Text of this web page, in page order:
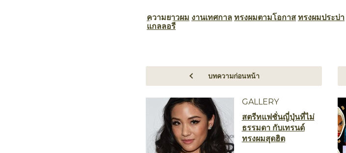
ความยาวผม งานเทศกาล ทรงผมตามโอกาส ทรงผมประบ่า
แกลลอรี
GALLERY
สตรีทแฟชั่นญี่ปุ่นที่ไม่
ธรรมดา กับเทรนด์
ทรงผมสุดฮิต
บทความก่อนหน้า